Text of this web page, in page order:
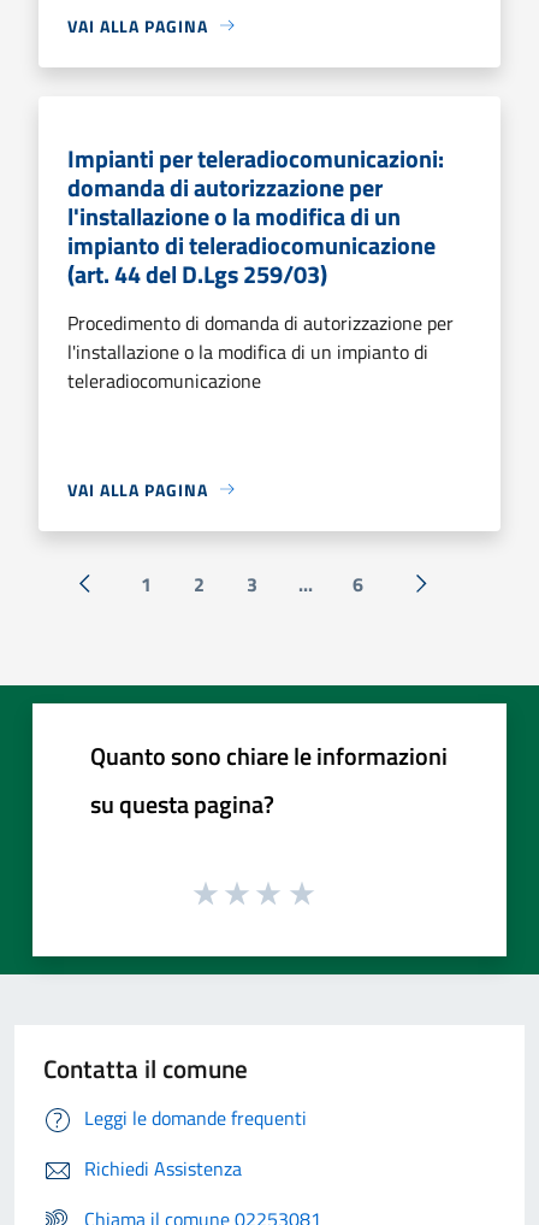
VAI ALLA PAGINA
Impianti per teleradiocomunicazioni:
domanda di autorizzazione per
l'installazione o la modifica di un
impianto di teleradiocomunicazione
(art. 44 del D.Lgs 259/03)
Procedimento di domanda di autorizzazione per
l'installazione o la modifica di un impianto di
teleradiocomunicazione
VAI ALLA PAGINA
« Precedente
1 2 3 ... 6 Successiva »
Quanto sono chiare le informazioni
su questa pagina?
Contatta il comune
Leggi le domande frequenti
Richiedi Assistenza